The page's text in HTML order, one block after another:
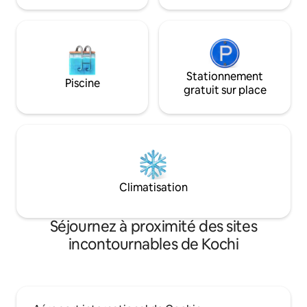
Kochi
Piscine
Stationnement
gratuit sur place
Climatisation
Séjournez à proximité des sites
incontournables de Kochi